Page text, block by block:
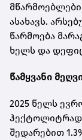
ასახავს.
წარმოება
ხელს და
წამყვანი
2025 წელს
ჰექტოლიტრად
შედარებით